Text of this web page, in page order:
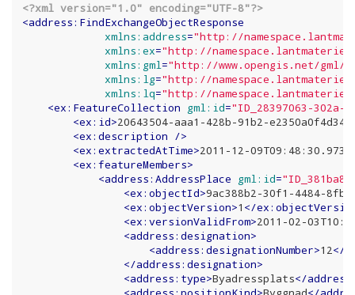
<?xml version="1.0" encoding="UTF-8"?>
<address:FindExchangeObjectResponse
xmlns:address="http://
xmlns:ex="http://
xmlns:gml="http://www.opengis.net/gml/
xmlns:lg="http://
xmlns:lq="http://
<ex:FeatureCollection gml:id="ID_28397063-302a-
<ex:id>20643504-aaa1-428b-91b2-e2350a0f4d34
<ex:description />
<ex:extractedAtTime>2011-12-09T09:48:30.973Z
<ex:featureMembers>
<address:AddressPlace gml:id=
<ex:objectId>9ac388b2-30f1-4484-
<ex:objectVersion>1 </
<ex:versionValidFrom>2011-02-
<address:designation>
<address:designationNumber>12</
</address:designation>
<address:type>Byadressplats</